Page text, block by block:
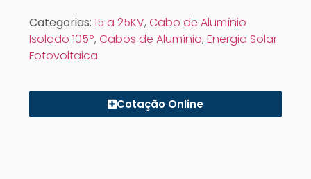
Categorias: 15 a 25KV, Cabo de Alumínio
Isolado 105º, Cabos de Alumínio, Energia Solar
Fotovoltaica
Cotação Online